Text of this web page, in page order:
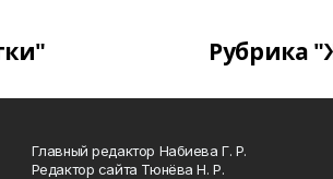
Рубрика
Главный редактор Набиева Г. Р.
Редактор сайта Тюнёва Н. Р.